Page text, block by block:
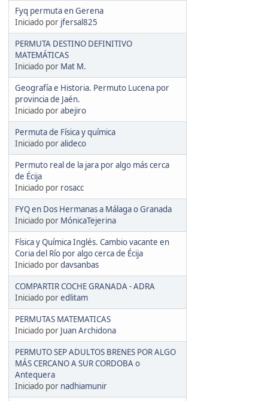
Fyq permuta en Gerena
Iniciado por jfersal825
PERMUTA DESTINO DEFINITIVO
MATEMÁTICAS
Iniciado por Mat M.
Geografía e Historia. Permuto Lucena por
provincia de Jaén.
Iniciado porabejiro
Permuta de Física y química
Iniciado poralideco
Permuto real de la jara por algo más cerca
de Écija
Iniciado por rosacc
FYQ en Dos Hermanas a Málaga o Granada
Iniciado por MónicaTejerina
Física y Química Inglés. Cambio vacante en
Coria del Río por algo cerca de Écija
Iniciado pordavsanbas
COMPARTIR COCHE GRANADA - ADRA
Iniciado poredlitam
PERMUTAS MATEMATICAS
Iniciado por Juan Archidona
PERMUTO SEP ADULTOS BRENES POR ALGO
MÁS CERCANO A SUR CORDOBA o
Antequera
Iniciado por nadhiamunir